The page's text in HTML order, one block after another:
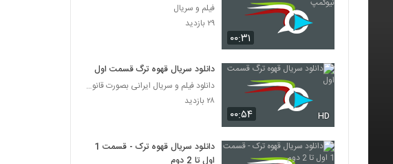
۰۰:۳۱
فیلم و سریال
۲۹ بازدید
۰۰:۵۴ HD
دانلود سریال قهوه ترگ قسمت اول
دانلود فیلم و سریال ایرانی بصورت قانونی
۲۸ بازدید
دانلود سریال قهوه ترک - قسمت 1
اول تا 2 دوم